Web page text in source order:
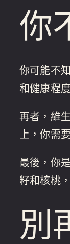
你
你可能不
和健康程
再者，維
上，你需
最後，你
籽和核桃
別